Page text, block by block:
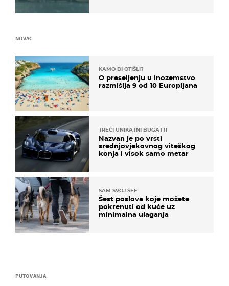
PUTOVANJA
NOVAC
KAMO BI OTIŠLI?
O preseljenju u inozemstvo
razmišlja 9 od 10 Europljana
TREĆI UNIKATNI BUGATTI
Nazvan je po vrsti
srednjovjekovnog viteškog
konja i visok samo metar
SAM SVOJ ŠEF
Šest poslova koje možete
pokrenuti od kuće uz
minimalna ulaganja